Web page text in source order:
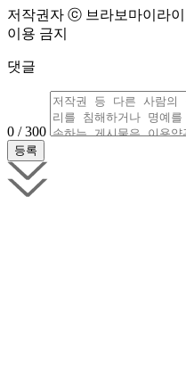
저작권자 ⓒ 브라보마이라
이용 금지
댓글
0 / 300